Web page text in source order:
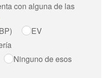
con alguna de las
EV
Ninguno de esos